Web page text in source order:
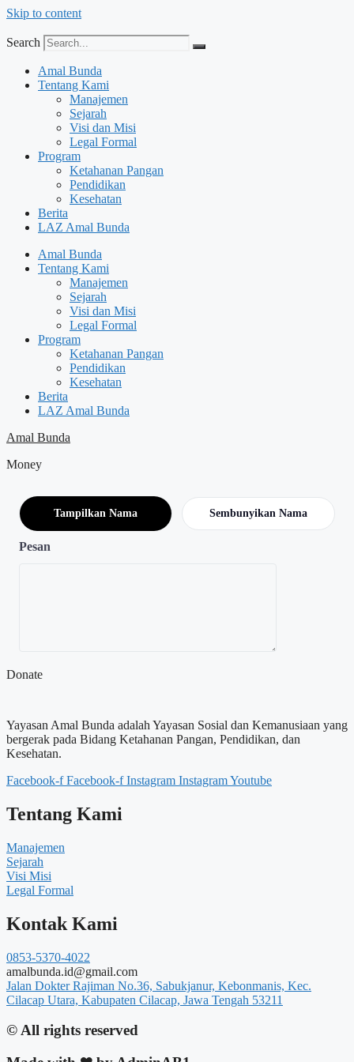
Skip to content
Search
Amal Bunda
Tentang Kami
Manajemen
Sejarah
Visi dan Misi
Legal Formal
Program
Ketahanan Pangan
Pendidikan
Kesehatan
Berita
LAZ Amal Bunda
Amal Bunda
Tentang Kami
Manajemen
Sejarah
Visi dan Misi
Legal Formal
Program
Ketahanan Pangan
Pendidikan
Kesehatan
Berita
LAZ Amal Bunda
Amal Bunda
Money
Tampilkan Nama Sembunyikan Nama
Pesan
Donate
Yayasan Amal Bunda adalah Yayasan Sosial dan Kemanusiaan yang
bergerak pada Bidang Ketahanan Pangan, Pendidikan, dan
Kesehatan.
Facebook-f Facebook-f Instagram InstagramYoutube
Tentang Kami
Manajemen
Sejarah
Visi Misi
Legal Formal
Kontak Kami
0853-5370-4022
amalbunda.id@gmail.com
Jalan Dokter Rajiman No.36, Sabukjanur, Kebonmanis, Kec.
Cilacap Utara, Kabupaten Cilacap, Jawa Tengah 53211
© All rights reserved